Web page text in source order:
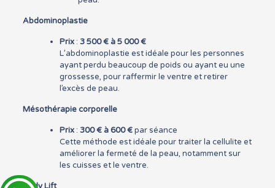
Abdominoplastie
Prix: 3 500 € à 5 000 €
L’abdominoplastie est idéale pour les personnes
ayant perdu beaucoup de poids ou ayant eu une
grossesse, pour raffermir le ventre et retirer
l’excès de peau.
Mésothérapie corporelle
Prix: 300 € à 600 €par séance
Cette méthode est idéale pour traiter la cellulite et
améliorer la fermeté de la peau, notamment sur
les cuisses et le ventre.
Body Lift